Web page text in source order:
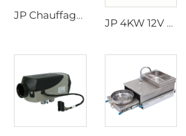
JP Chauffage stationnaire liquide 5KW 12V Chauffage de voiture au gaz Essence Chauffage hydronique liquide
JP 4KW 12V Chauffage de voiture Essence Chauffage stationnaire bateau diesel Similaire à Webasto